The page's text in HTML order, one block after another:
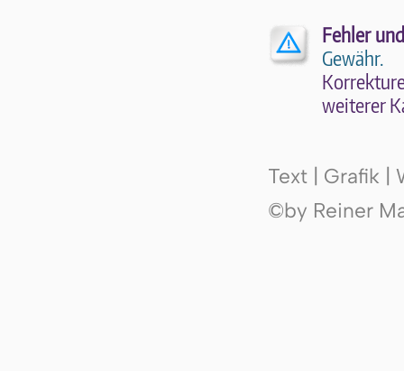
Fehler
Gewähr.
wei­te­rer
Text | Grafik |
©by Reiner